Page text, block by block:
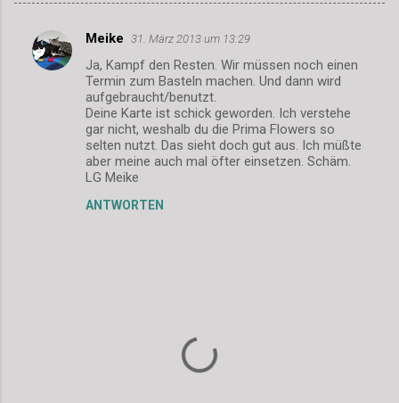
K
o
Meike 31. März 2013 um 13:29
Ja, Kampf den Resten. Wir müssen noch einen
Termin zum Basteln machen. Und dann wird
aufgebraucht/benutzt.
Deine Karte ist schick geworden. Ich verstehe
gar nicht, weshalb du die Prima Flowers so
selten nutzt. Das sieht doch gut aus. Ich müßte
aber meine auch mal öfter einsetzen. Schäm.
LG Meike
ANTWORTEN